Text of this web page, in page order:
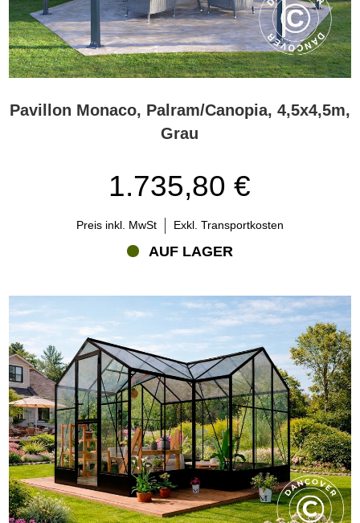
Pavillon Monaco, Palram/Canopia, 4,5x4,5m,
Grau
1.735,80 €
Preis inkl. MwSt Exkl. Transportkosten
AUF LAGER